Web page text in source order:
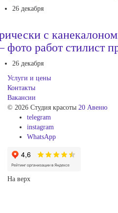
26 декабря
с
работ стилист
26 декабря
Услуги и цены
Контакты
Вакансии
© 2026 Студия красоты 20 Авеню
telegram
instagram
WhatsApp
На верх